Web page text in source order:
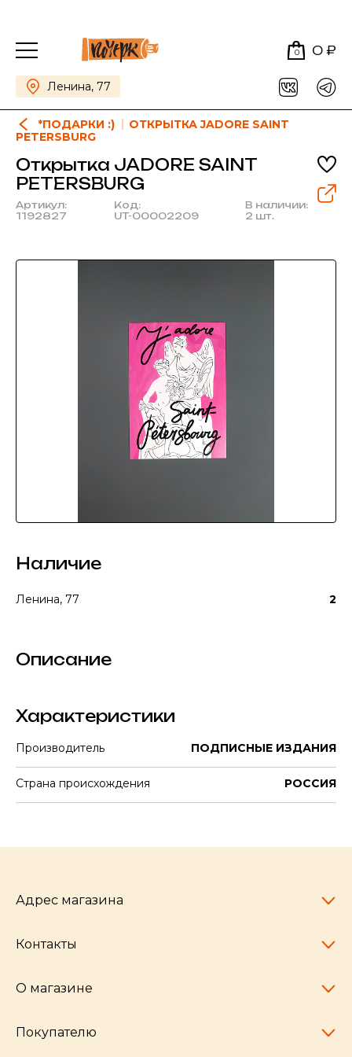
0 0 ₽
Ленина, 77
*ПОДАРКИ :)
ОТКРЫТКА JADORE SAINT
PETERSBURG
Открытка JADORE SAINT
PETERSBURG
Артикул:
1192827
Код:
UT-00002209
В наличии:
2 шт.
Наличие
Ленина, 77 2
Описание
Характеристики
Производитель ПОДПИСНЫЕ ИЗДАНИЯ
Страна происхождения РОССИЯ
Адрес магазина
Челябинск,
Контакты
pocherkartshop@mail.ru
hello@pocherkartshop.ru
О магазине
Наши истории
Покупателю